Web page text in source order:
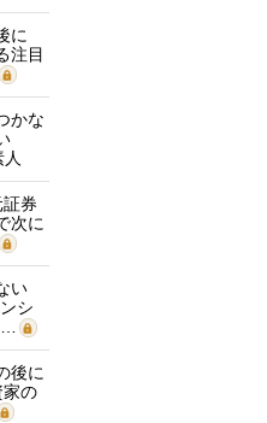
に
注目
かな
証券
次に
い
シ
後に
家の